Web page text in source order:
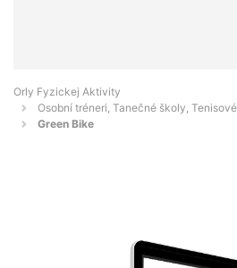
Orly Fyzickej Aktivity
Osobní tréneri, Tanečné školy,
Green Bike